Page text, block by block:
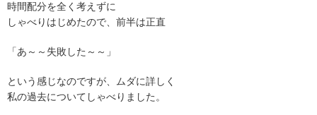
時間配分を全く考えずに
しゃべりはじめたので、前半は正直
「あ～～失敗した～～」
という感じなのですが、ムダに詳しく
私の過去についてしゃべりました。